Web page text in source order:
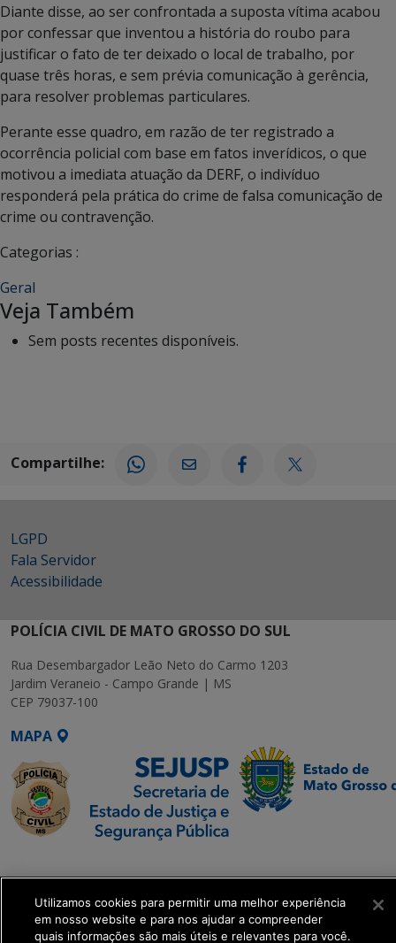
Diante disse, ao ser confrontada a suposta vítima acabou
por confessar que inventou a história do roubo para
justificar o fato de ter deixado o local de trabalho, por
quase três horas, e sem prévia comunicação à gerência,
para resolver problemas particulares.
Perante esse quadro, em razão de ter registrado a
ocorrência policial com base em fatos inverídicos, o que
motivou a imediata atuação da DERF, o indivíduo
responderá pela prática do crime de falsa comunicação de
crime ou contravenção.
Categorias :
Geral
Veja Também
Sem posts recentes disponíveis.
Compartilhe:
LGPD
Fala Servidor
Acessibilidade
POLÍCIA CIVIL DE MATO GROSSO DO SUL
Rua Desembargador Leão Neto do Carmo 1203
Jardim Veraneio - Campo Grande | MS
CEP 79037-100
MAPA
Executiva de
Transformação Digital
Utilizamos cookies para permitir uma melhor experiência
em nosso website e para nos ajudar a compreender
quais informações são mais úteis e relevantes para você.